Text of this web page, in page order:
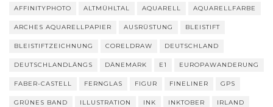
AFFINITYPHOTO ALTMÜHLTAL AQUARELL AQUARELLFARBE
ARCHES AQUARELLPAPIER AUSRÜSTUNG BLEISTIFT
BLEISTIFTZEICHNUNG CORELDRAW DEUTSCHLAND
DEUTSCHLANDLÄNGS DÄNEMARK E1 EUROPAWANDERUNG
FABER-CASTELL FERNGLAS FIGUR FINELINER GPS
GRÜNES BAND ILLUSTRATION INK INKTOBER IRLAND